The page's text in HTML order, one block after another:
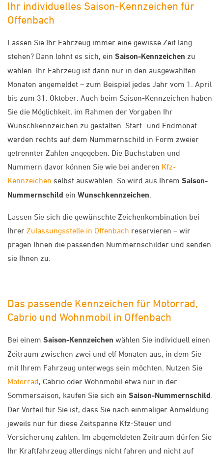
Ihr individuelles Saison-Kennzeichen für
Offenbach
Lassen Sie Ihr Fahrzeug immer eine gewisse Zeit lang
stehen? Dann lohnt es sich, ein Saison-Kennzeichen zu
wählen. Ihr Fahrzeug ist dann nur in den ausgewählten
Monaten angemeldet – zum Beispiel jedes Jahr vom 1. April
bis zum 31. Oktober. Auch beim Saison-Kennzeichen haben
Sie die Möglichkeit, im Rahmen der Vorgaben Ihr
Wunschkennzeichen zu gestalten. Start- und Endmonat
werden rechts auf dem Nummernschild in Form zweier
getrennter Zahlen angegeben. Die Buchstaben und
Nummern davor können Sie wie bei anderen Kfz-
Kennzeichen selbst auswählen. So wird aus Ihrem Saison-
Nummernschild ein Wunschkennzeichen
Lassen Sie sich die gewünschte Zeichenkombination bei
Ihrer Zulassungsstelle in Offenbach reservieren – wir
prägen Ihnen die passenden Nummernschilder und senden
sie Ihnen zu.
Das passende Kennzeichen für Motorrad,
Cabrio und Wohnmobil in Offenbach
Bei einem Saison-Kennzeichen wählen Sie individuell einen
Zeitraum zwischen zwei und elf Monaten aus, in dem Sie
mit Ihrem Fahrzeug unterwegs sein möchten. Nutzen Sie
Motorrad, Cabrio oder Wohnmobil etwa nur in der
Sommersaison, kaufen Sie sich ein Saison-Nummernschild
Der Vorteil für Sie ist, dass Sie nach einmaliger Anmeldung
jeweils nur für diese Zeitspanne Kfz-Steuer und
Versicherung zahlen. Im abgemeldeten Zeitraum dürfen Sie
Ihr Kraftfahrzeug allerdings nicht fahren und nicht auf